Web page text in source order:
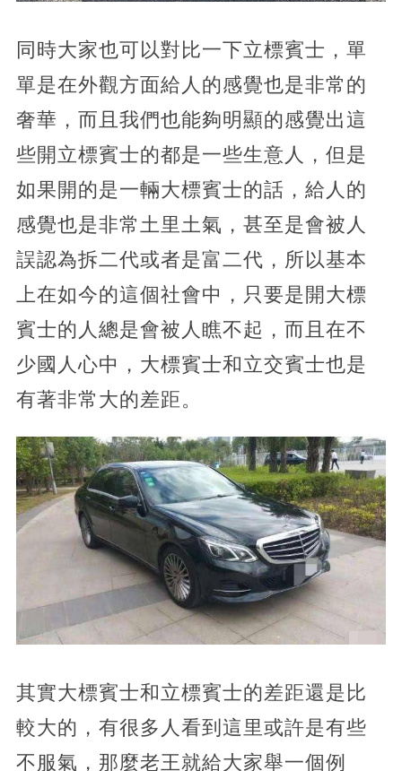
同時大家也可以對比一下立標賓士，單
單是在外觀方面給人的感覺也是非常的
奢華，而且我們也能夠明顯的感覺出這
些開立標賓士的都是一些生意人，但是
如果開的是一輛大標賓士的話，給人的
感覺也是非常土里土氣，甚至是會被人
誤認為拆二代或者是富二代，所以基本
上在如今的這個社會中，只要是開大標
賓士的人總是會被人瞧不起，而且在不
少國人心中，大標賓士和立交賓士也是
有著非常大的差距。
其實大標賓士和立標賓士的差距還是比
較大的，有很多人看到這里或許是有些
不服氣，那麼老王就給大家舉一個例